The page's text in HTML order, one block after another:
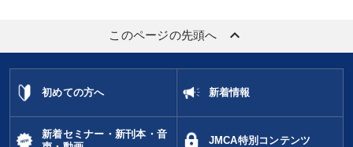
このページの先頭へ keyboard_arrow_up
初めての方へ 新着情報
新着セミナー・新刊本・音
JMCA特別コンテンツ